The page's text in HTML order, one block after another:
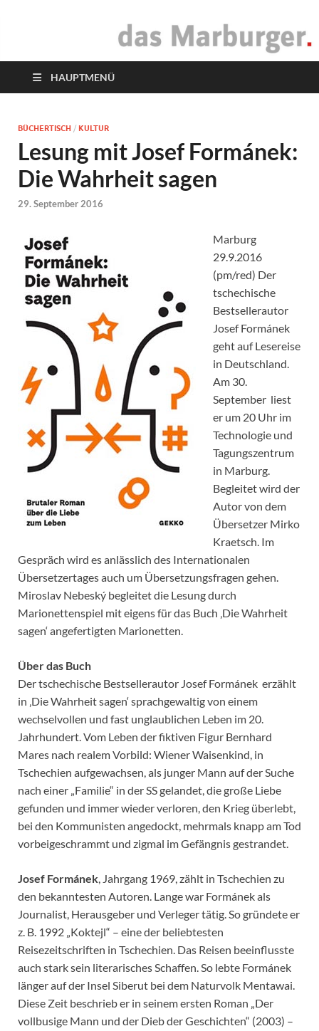
das Marburger.
HAUPTMENÜ
BÜCHERTISCH / KULTUR
Lesung mit Josef Formánek:
Die Wahrheit sagen
29. September 2016
Marburg
29.9.2016
(pm/red) Der
tschechische
Bestsellerautor
Josef Formánek
geht auf Lesereise
in Deutschland.
Am 30.
September liest
er um 20 Uhr im
Technologie und
Tagungszentrum
in Marburg.
Begleitet wird der
Autor von dem
Übersetzer Mirko
Kraetsch. Im
Gespräch wird es anlässlich des Internationalen
Übersetzertages auch um Übersetzungsfragen gehen.
Miroslav Nebeský begleitet die Lesung durch
Marionettenspiel mit eigens für das Buch ‚Die Wahrheit
sagen‘ angefertigten Marionetten.
Über das Buch
Der tschechische Bestsellerautor Josef Formánek erzählt
in ‚Die Wahrheit sagen‘ sprachgewaltig von einem
wechselvollen und fast unglaublichen Leben im 20.
Jahrhundert. Vom Leben der fiktiven Figur Bernhard
Mares nach realem Vorbild: Wiener Waisenkind, in
Tschechien aufgewachsen, als junger Mann auf der Suche
nach einer „Familie“ in der SS gelandet, die große Liebe
gefunden und immer wieder verloren, den Krieg überlebt,
bei den Kommunisten angedockt, mehrmals knapp am Tod
vorbeigeschrammt und zigmal im Gefängnis gestrandet.
Josef Formánek, Jahrgang 1969, zählt in Tschechien zu
den bekanntesten Autoren. Lange war Formánek als
Journalist, Herausgeber und Verleger tätig. So gründete er
z. B. 1992 „Koktejl“ – eine der beliebtesten
Reisezeitschriften in Tschechien. Das Reisen beeinflusste
auch stark sein literarisches Schaffen. So lebte Formánek
länger auf der Insel Siberut bei dem Naturvolk Mentawai.
Diese Zeit beschrieb er in seinem ersten Roman „Der
vollbusige Mann und der Dieb der Geschichten“ (2003) –